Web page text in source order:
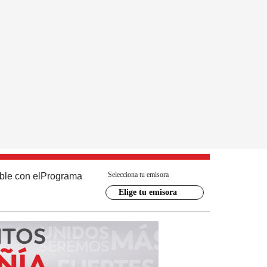
con el Programa Selecciona tu emisora
Elige tu emisora